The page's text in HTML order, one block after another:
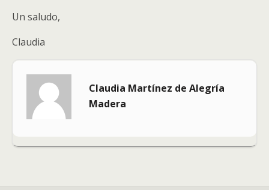
Un saludo,
Claudia
Claudia Martínez de Alegría
Madera